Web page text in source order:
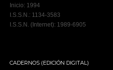
Inicio: 1994
I.S.S.N.: 1134-3583
I.S.S.N. (Internet): 1989-6905
CADERNOS (EDICIÓN DIGITAL)